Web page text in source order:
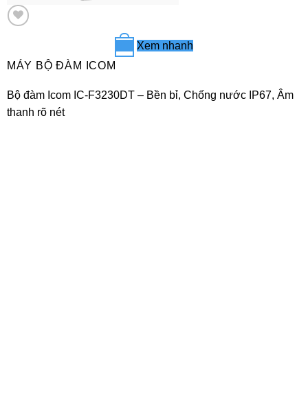
Xem nhanh
MÁY BỘ ĐÀM ICOM
Bộ đàm Icom IC-F3230DT – Bền bỉ, Chống nước IP67, Âm
thanh rõ nét